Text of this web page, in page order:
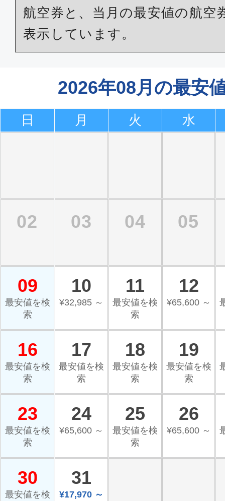
航空券と、当月の最安値の航空
表示しています。
2026年08月の最安
日 月 火 水
02 03 04 05
09
最安値を検
索
10
¥32,985 ～
11
最安値を検
索
12
¥65,600 ～
16
最安値を検
索
17
最安値を検
索
18
最安値を検
索
19
最安値を検
索
23
最安値を検
索
24
¥65,600 ～
25
最安値を検
索
26
¥65,600 ～
30
最安値を検
31
¥17,970 ～